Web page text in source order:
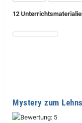
12
Mystery zum